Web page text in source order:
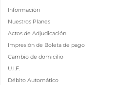
Información
Nuestros Planes
Actos de Adjudicación
Impresión de Boleta de pago
Cambio de domicilio
U.I.F.
Débito Automático